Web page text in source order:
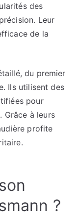
des
Leur
de la
du premier
Ils utilisent des
pour
Grâce à leurs
profite
?